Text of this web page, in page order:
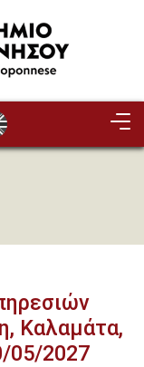
Καλαμάτα,
05/2027